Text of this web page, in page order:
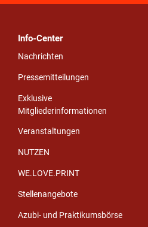
Info-Center
Nachrichten
Pressemitteilungen
Exklusive
Mitgliederinformationen
Veranstaltungen
NUTZEN
WE.LOVE.PRINT
Stellenangebote
Azubi- und Praktikumsbörse